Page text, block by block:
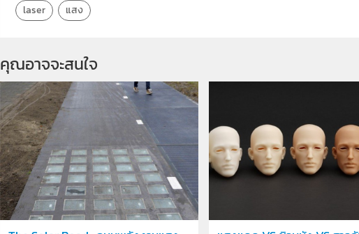
laser แสง
คุณอาจจะสนใจ